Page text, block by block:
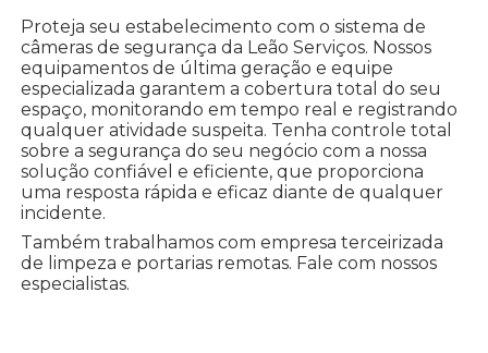
Proteja seu estabelecimento com o sistema de
câmeras de segurança da Leão Serviços. Nossos
equipamentos de última geração e equipe
especializada garantem a cobertura total do seu
espaço, monitorando em tempo real e registrando
qualquer atividade suspeita. Tenha controle total
sobre a segurança do seu negócio com a nossa
solução confiável e eficiente, que proporciona
uma resposta rápida e eficaz diante de qualquer
incidente.
Também trabalhamos com empresa terceirizada
de limpeza e portarias remotas. Fale com nossos
especialistas.